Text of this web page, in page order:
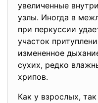
увеличенные
узлы. Иногда в
при перкуссии
участок
измененное
сухих, редко
хрипов.
Как у взрослых,